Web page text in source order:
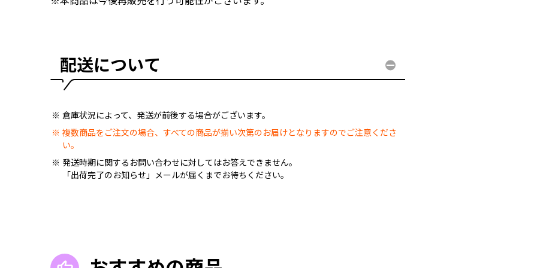
配送について
倉庫状況によって、発送が前後する場合がございます。
複数商品をご注文の場合、すべての商品が揃い次第のお届けとなりますのでご注意くださ
い。
発送時期に関するお問い合わせに対してはお答えできません。
「出荷完了のお知らせ」メールが届くまでお待ちください。